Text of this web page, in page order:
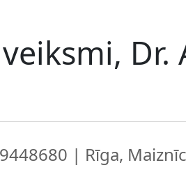
Dr.
| Rīga,